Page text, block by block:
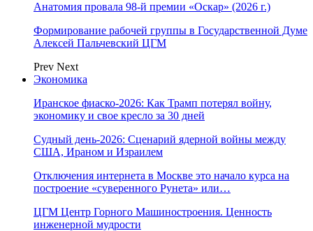
Анатомия провала 98-й премии «Оскар» (2026 г.)
Формирование рабочей группы в Государственной Думе
Алексей Пальчевский ЦГМ
Prev Next
Экономика
Иранское фиаско-2026: Как Трамп потерял войну,
экономику и свое кресло за 30 дней
Судный день-2026: Сценарий ядерной войны между
США, Ираном и Израилем
Отключения интернета в Москве это начало курса на
построение «суверенного Рунета» или…
ЦГМ Центр Горного Машиностроения. Ценность
инженерной мудрости